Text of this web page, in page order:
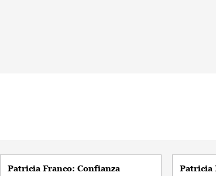
Patricia Franco: Confianza Patricia